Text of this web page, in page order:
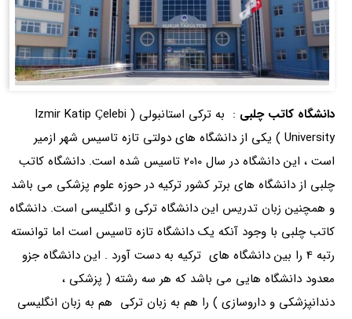
دانشگاه کاتب چلبی
: به ترکی استانبولی ( Izmir Katip Çelebi
University ) یکی از دانشگاه های دولتی تازه تاسیس شهر ازمیر
است ، این دانشگاه در سال 2010 تاسیس شده است. دانشگاه کاتب
چلبی از دانشگاه های برتر کشور ترکیه در حوزه علوم پزشکی می باشد
و همچنین زبان تدریس این دانشگاه ترکی و انگلیسی است. دانشگاه
کاتب چلبی با وجود آنکه یک دانشگاه تازه تاسیس است اما توانسته
رتبه 4 را بین دانشگاه های ترکیه به دست آورد . این دانشگاه جزو
معدود دانشگاه هایی می باشد که هر سه رشته ( پزشکی ،
دندانپزشکی و داروسازی ) را هم به زبان ترکی هم به زبان انگلیسی